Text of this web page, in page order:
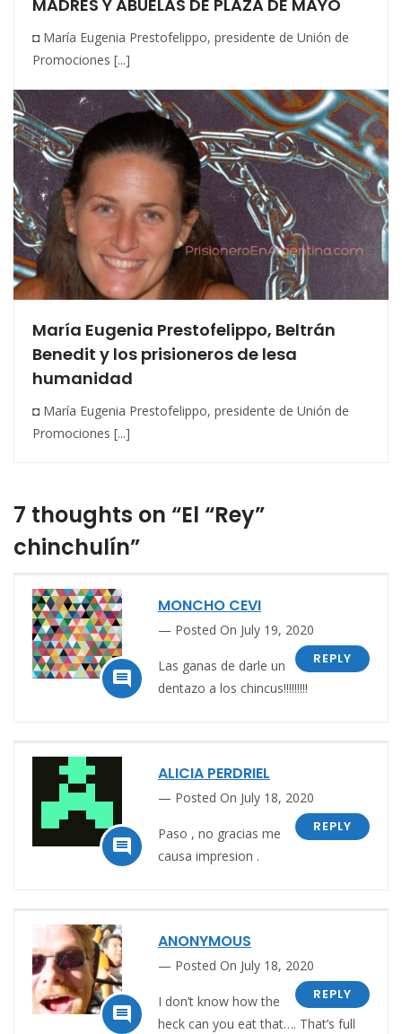
MADRES Y ABUELAS DE PLAZA DE MAYO
◘ María Eugenia Prestofelippo, presidente de Unión de
Promociones [...]
María Eugenia Prestofelippo, Beltrán
Benedit y los prisioneros de lesa
humanidad
◘ María Eugenia Prestofelippo, presidente de Unión de
Promociones [...]
7 thoughts on “El “Rey”
chinchulín”

MONCHO CEVI
Posted On July 19, 2020
REPLY
Las ganas de darle un
dentazo a los chincus!!!!!!!!!

ALICIA PERDRIEL
Posted On July 18, 2020
REPLY
Paso , no gracias me
causa impresion .

ANONYMOUS
Posted On July 18, 2020
REPLY
I don’t know how the
heck can you eat that…. That’s full